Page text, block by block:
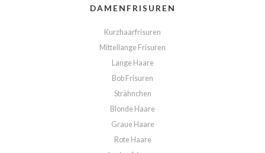
DAMENFRISUREN
Kurzhaarfrisuren
Mittellange Frisuren
Lange Haare
Bob Frisuren
Strähnchen
Blonde Haare
Graue Haare
Rote Haare